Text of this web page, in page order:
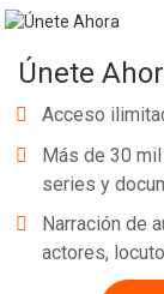
Únete
Acceso
Más de 30
series y
Narración de
actores,